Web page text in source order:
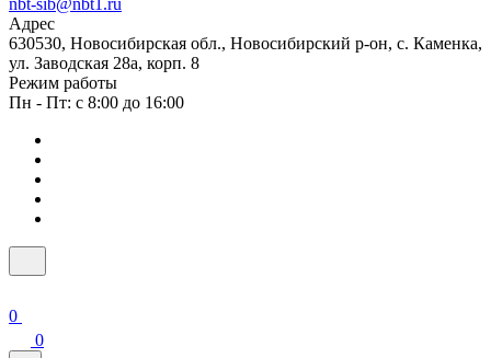
nbt-sib@nbt1.ru
Адрес
630530, Новосибирская обл., Новосибирский р-он, с. Каменка,
ул. Заводская 28а, корп. 8
Режим работы
Пн - Пт: с 8:00 до 16:00
0
0